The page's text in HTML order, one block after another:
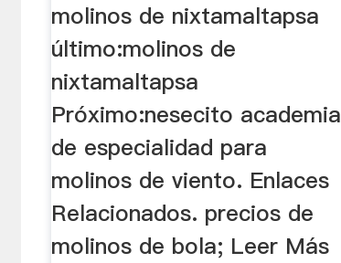
molinos de nixtamaltapsa
último:molinos de
nixtamaltapsa
Próximo:nesecito academia
de especialidad para
molinos de viento. Enlaces
Relacionados. precios de
molinos de bola; Leer Más